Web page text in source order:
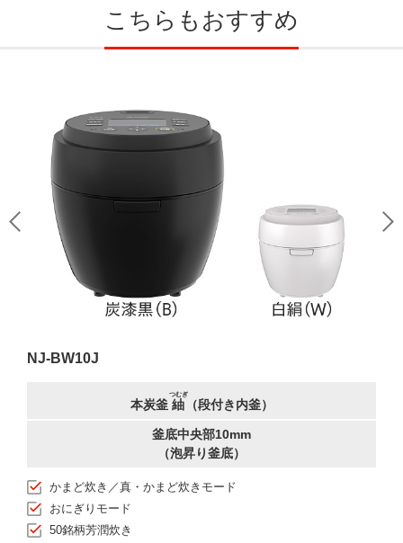
こちらもおすすめ
NJ-BW10J
本炭釜 紬
つむぎ
（段付き内釜）
釜底中央部10mm
（泡昇り釜底）
かまど炊き／真・かまど炊きモード
おにぎりモード
50銘柄芳潤炊き